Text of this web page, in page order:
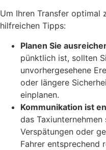
Um Ihren Transfer optimal
hilfreichen Tipps:
Planen Sie
pünktlich ist, sollten
unvorhergesehene
oder längere
einplanen.
Kommunikation ist
das
Verspätungen oder
Fahrer entsprechend